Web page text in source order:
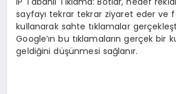
sayfayı tekrar tekrar ziyaret eder ve
kullanarak sahte tıklamalar
Google’ın bu tıklamaların gerçek bir
geldiğini düşünmesi sağlanır.